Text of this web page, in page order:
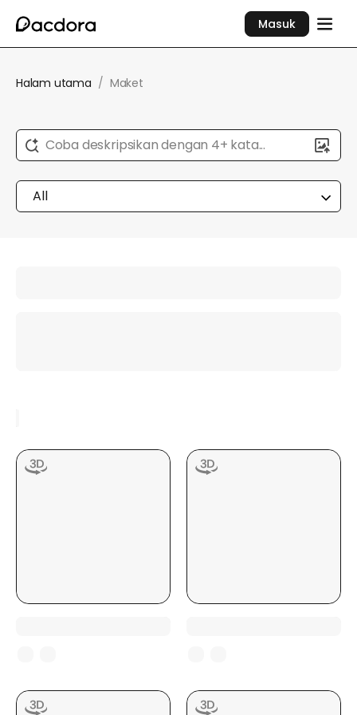
Masuk
Halam utama / Maket
Coba deskripsikan dengan 4+ kata...
All